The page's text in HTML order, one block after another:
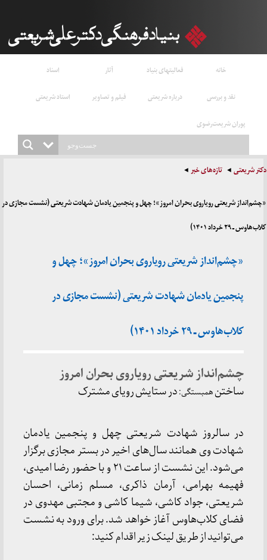
خانه فعالیتهای بنیاد آثار
اسناد
نقد و بررسی
درباره شریعتی فیلم و تصاویر
استاد شریعتی
پوران شریعت‌رضوی
دکتر شریعتی تازه‌های خبر
«چشم‌انداز شریعتی رویاروی بحران امروز»؛ چهل و پنجمین یادمان شهادت شریعتی (نشست مجازی در
کلاب‌هاوس ـ ۲۹ خرداد ۱۴۰۱)
«چشم‌انداز شریعتی رویاروی بحران امروز»؛ چهل و
پنجمین یادمان شهادت شریعتی (نشست مجازی در
کلاب‌هاوس ـ ۲۹ خرداد ۱۴۰۱)
چشم‌انداز شریعتی رویاروی بحران امروز
ساختنهمبستگی:در ستایش رویای مشترک
در سالروز شهادت شریعتی چهل و پنجمین یادمان
شهادت وی همانند سال‌های اخیر در بستر مجازی برگزار
می‌شود. این نشست از ساعت ۲۱ و با حضور رضا امیدی،
فهیمه بهرامی، آرمان ذاکری، مسلم زمانی، احسان
شریعتی، جواد کاشی، شیما کاشی و مجتبی مهدوی در
فضای کلاب‌هاوس آغاز خواهد شد. برای ورود به نشست
می‌توانید از طریق لینک زیر اقدام کنید: